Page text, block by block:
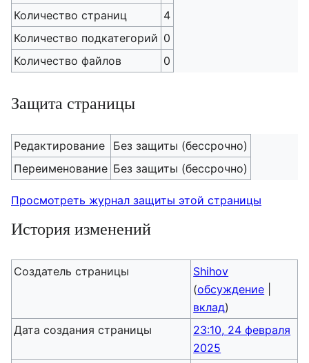
Количество страниц
4
Количество подкатегорий 0
Количество файлов
0
Защита страницы
Редактирование
Без защиты (бессрочно)
Переименование Без защиты (бессрочно)
Просмотреть журнал защиты этой страницы
История изменений
Создатель страницы
Shihov
(обсуждение
вклад)
Дата создания страницы
23:10, 24 февраля
2025